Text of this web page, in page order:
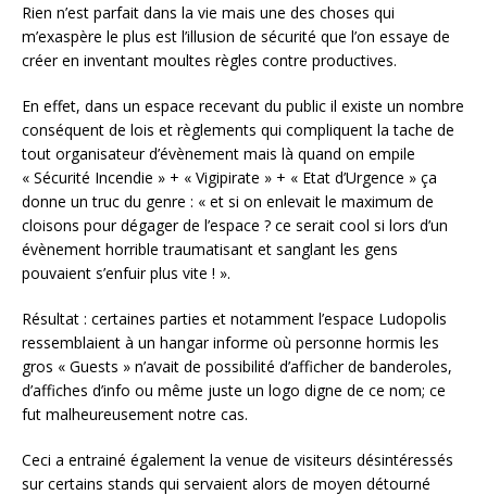
Rien n’est parfait dans la vie mais une des choses qui
m’exaspère le plus est l’illusion de sécurité que l’on essaye de
créer en inventant moultes règles contre productives.
En effet, dans un espace recevant du public il existe un nombre
conséquent de lois et règlements qui compliquent la tache de
tout organisateur d’évènement mais là quand on empile
« Sécurité Incendie » + « Vigipirate » + « Etat d’Urgence » ça
donne un truc du genre : « et si on enlevait le maximum de
cloisons pour dégager de l’espace ? ce serait cool si lors d’un
évènement horrible traumatisant et sanglant les gens
pouvaient s’enfuir plus vite ! ».
Résultat : certaines parties et notamment l’espace Ludopolis
ressemblaient à un hangar informe où personne hormis les
gros « Guests » n’avait de possibilité d’afficher de banderoles,
d’affiches d’info ou même juste un logo digne de ce nom; ce
fut malheureusement notre cas.
Ceci a entrainé également la venue de visiteurs désintéressés
sur certains stands qui servaient alors de moyen détourné